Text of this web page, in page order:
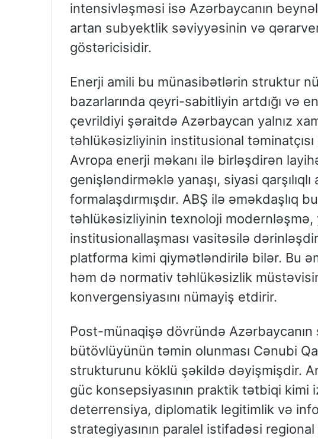
intensivləşməsi isə Azərbaycanın
artan subyektlik səviyyəsinin və
göstəricisidir.
Enerji amili bu münasibətlərin struktur
bazarlarında qeyri-sabitliyin artdığı və
çevrildiyi şəraitdə Azərbaycan yalnız
təhlükəsizliyinin institusional təminatçısı
Avropa enerji məkanı ilə birləşdirən
genişləndirməklə yanaşı, siyasi qarşılıqlı
formalaşdırmışdır. ABŞ ilə əməkdaşlıq
təhlükəsizliyinin texnoloji modernləşmə,
institusionallaşması vasitəsilə
platforma kimi qiymətləndirilə bilər. Bu
həm də normativ təhlükəsizlik
konvergensiyasını nümayiş etdirir.
Post-münaqişə dövründə
bütövlüyünün təmin olunması Cənubi
strukturunu köklü şəkildə dəyişmişdir.
güc konsepsiyasının praktik tətbiqi kimi
deterrensiya, diplomatik legitimlik və
strategiyasının paralel istifadəsi